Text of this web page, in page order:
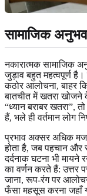
सामाजिक
नकारात्मक सामाजिक
जुड़ाव बहुत महत्वपूर्ण है।
कठोर आलोचना, बाहर
बातचीत में खतरा
“ध्यान बराबर खतरा”,
हैं, भले ही वर्तमान लोग
प्रभाव अक्सर अधिक
होता है, जब पहचान और
दर्दनाक घटना भी
का वर्णन करते हैं: उत्तर
जाना, रूप-रंग पर
फँसा महसूस करना जहाँ